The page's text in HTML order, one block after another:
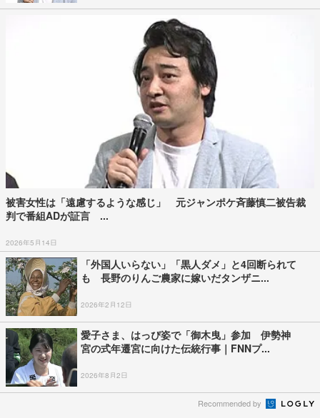
被害女性は「遠慮するような感じ」 元ジャンポケ斉藤慎二被告裁
判で番組ADが証言 ...
2026年5月14日
「外国人いらない」「黒人ダメ」と4回断られて
も 長野のりんご農家に嫁いだタンザニ...
2026年2月12日
愛子さま、はっぴ姿で「御木曳」参加 伊勢神
宮の式年遷宮に向けた伝統行事｜FNNプ...
2026年8月2日
Recommended by